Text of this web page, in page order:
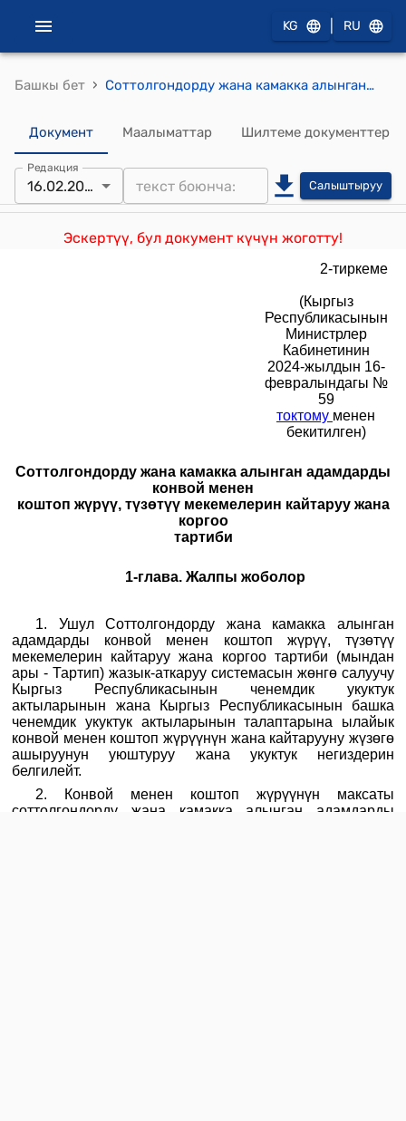
KG RU
Башкы бет › Соттолгондорду жана камакка алынган адамдарды конвой менен коштоп жүрүү, түзөтүү мекемелерин кайтаруу жана коргоо (Кыргыз Республикасынын Министрлер Кабинетинин 2024-жылдын 16-февралындагы № 59 токтому менен бекитилген) тартиби
Документ Маалыматтар Шилтеме документтер
Редакция
16.02.2024 Салыштыруу
Эскертүү, бул документ күчүн жоготту!